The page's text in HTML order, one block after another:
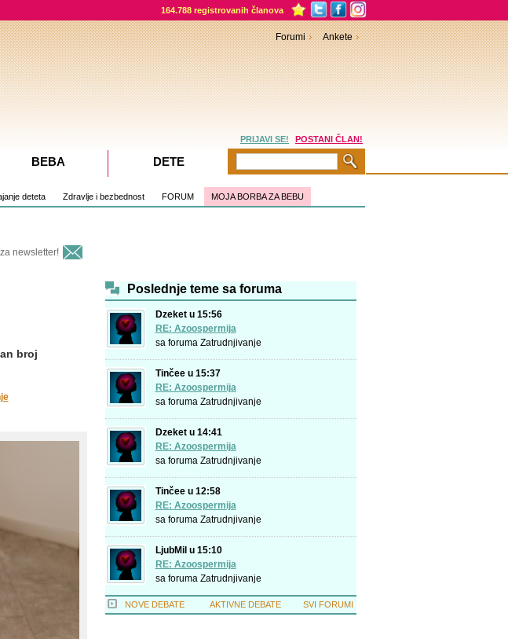
164.788 registrovanih članova
deteta Zdravlje i bezbednost FORUM MOJA BORBA ZA BEBU
newsletter!
broj
Poslednje teme sa foruma
Dzeket u 15:56
RE: Azoospermija
sa foruma Zatrudnjivanje
Tinčee u 15:37
RE: Azoospermija
sa foruma Zatrudnjivanje
Dzeket u 14:41
RE: Azoospermija
sa foruma Zatrudnjivanje
Tinčee u 12:58
RE: Azoospermija
sa foruma Zatrudnjivanje
LjubMil u 15:10
RE: Azoospermija
sa foruma Zatrudnjivanje
NOVE DEBATE AKTIVNE DEBATE SVI FORUMI
Forumi Ankete
PRIJAVI SE! POSTANI ČLAN!
BEBA DETE